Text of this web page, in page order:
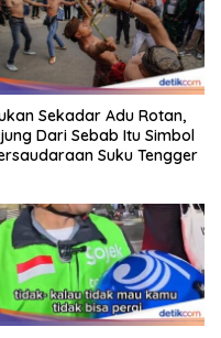
Sekadar Adu Rotan,
Dari Sebab Itu Simbol
Suku Tengger